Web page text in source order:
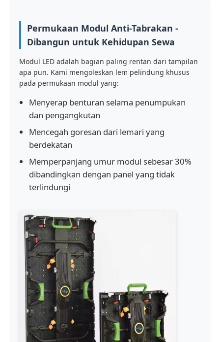
Permukaan Modul Anti-Tabrakan -
Dibangun untuk Kehidupan Sewa
Modul LED adalah bagian paling rentan dari tampilan
apa pun. Kami mengoleskan lem pelindung khusus
pada permukaan modul yang:
Menyerap benturan selama penumpukan
dan pengangkutan
Mencegah goresan dari lemari yang
berdekatan
Memperpanjang umur modul sebesar 30%
dibandingkan dengan panel yang tidak
terlindungi